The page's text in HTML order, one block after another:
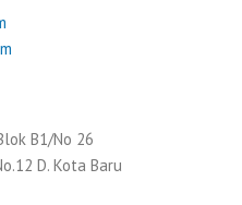
B1/No 26
D. Kota Baru